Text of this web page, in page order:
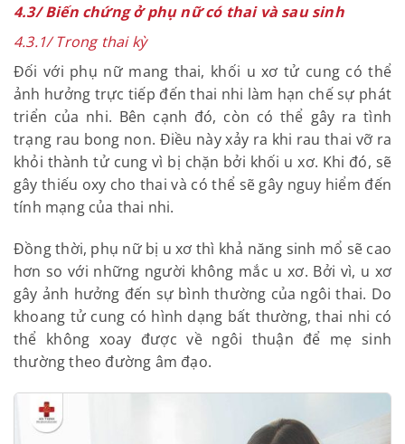
4.2.2/ Sảy thai
Khi bịu xơ tử cung
kém đàn hồi, rối loạn sự co bóp do mất cân bằng
nội tiết. Vậy nên, những người phụ nữ mang thai bị
u xơ thường có nguy cơ sảy thai cao.
4.3/ Biến chứng ở phụ nữ có thai và sau sinh
4.3.1/ Trong thai kỳ
Đối với phụ nữ mang thai, khối u xơ tử cung có thể
phát triển của nhi. Bên cạnh đó, còn có thể gây ra
tình trạng rau bong non. Điều này xảy ra khi rau
thai vỡ ra khỏi thành tử cung vì bị chặn bởi khối u
xơ. Khi đó, sẽ gây thiếu oxy cho thai và có thể sẽ gây
nguy hiểm đến tính mạng của thai nhi.
cao hơn so với những người không mắc u xơ. Bởi vì,
u xơ gây ảnh hưởng đến sự bình thường của ngôi